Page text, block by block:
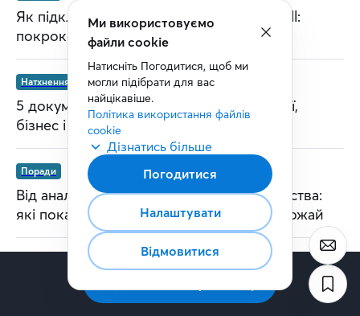
Як підключитися до Starlink Direct to Cell:
покрокова інструкція
Натхнення
5 документальних фільмів про технології,
бізнес і майбутнє, які варто подивитися
Поради
Від аналізу ґрунту до точного землеробства:
які показники визначають майбутній урожай
Статті
Досвід
Ми використовуємо
файли cookie
Натисніть Погодитися, щоб ми
могли підібрати для вас
найцікавіше.
Політика використання файлів
cookie
Дізнатись більше
Погодитися
Налаштувати
Відмовитися